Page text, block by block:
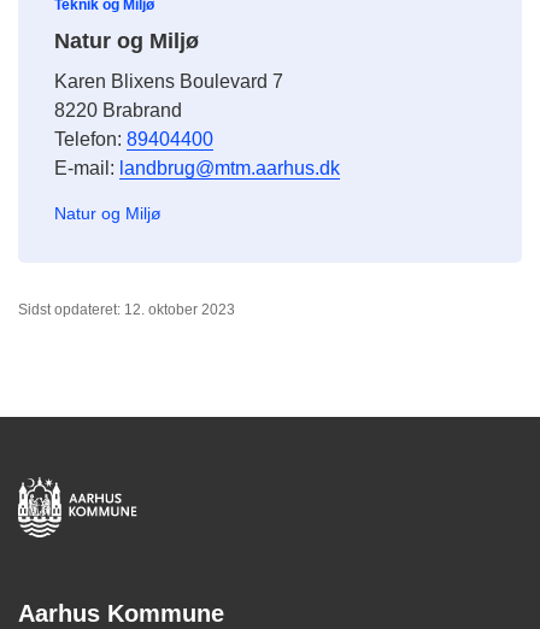
Teknik og Miljø
Natur og Miljø
Karen Blixens Boulevard 7
8220 Brabrand
Telefon: 89404400
E-mail: landbrug@mtm.aarhus.dk
Natur og Miljø
Sidst opdateret: 12. oktober 2023
Aarhus Kommune